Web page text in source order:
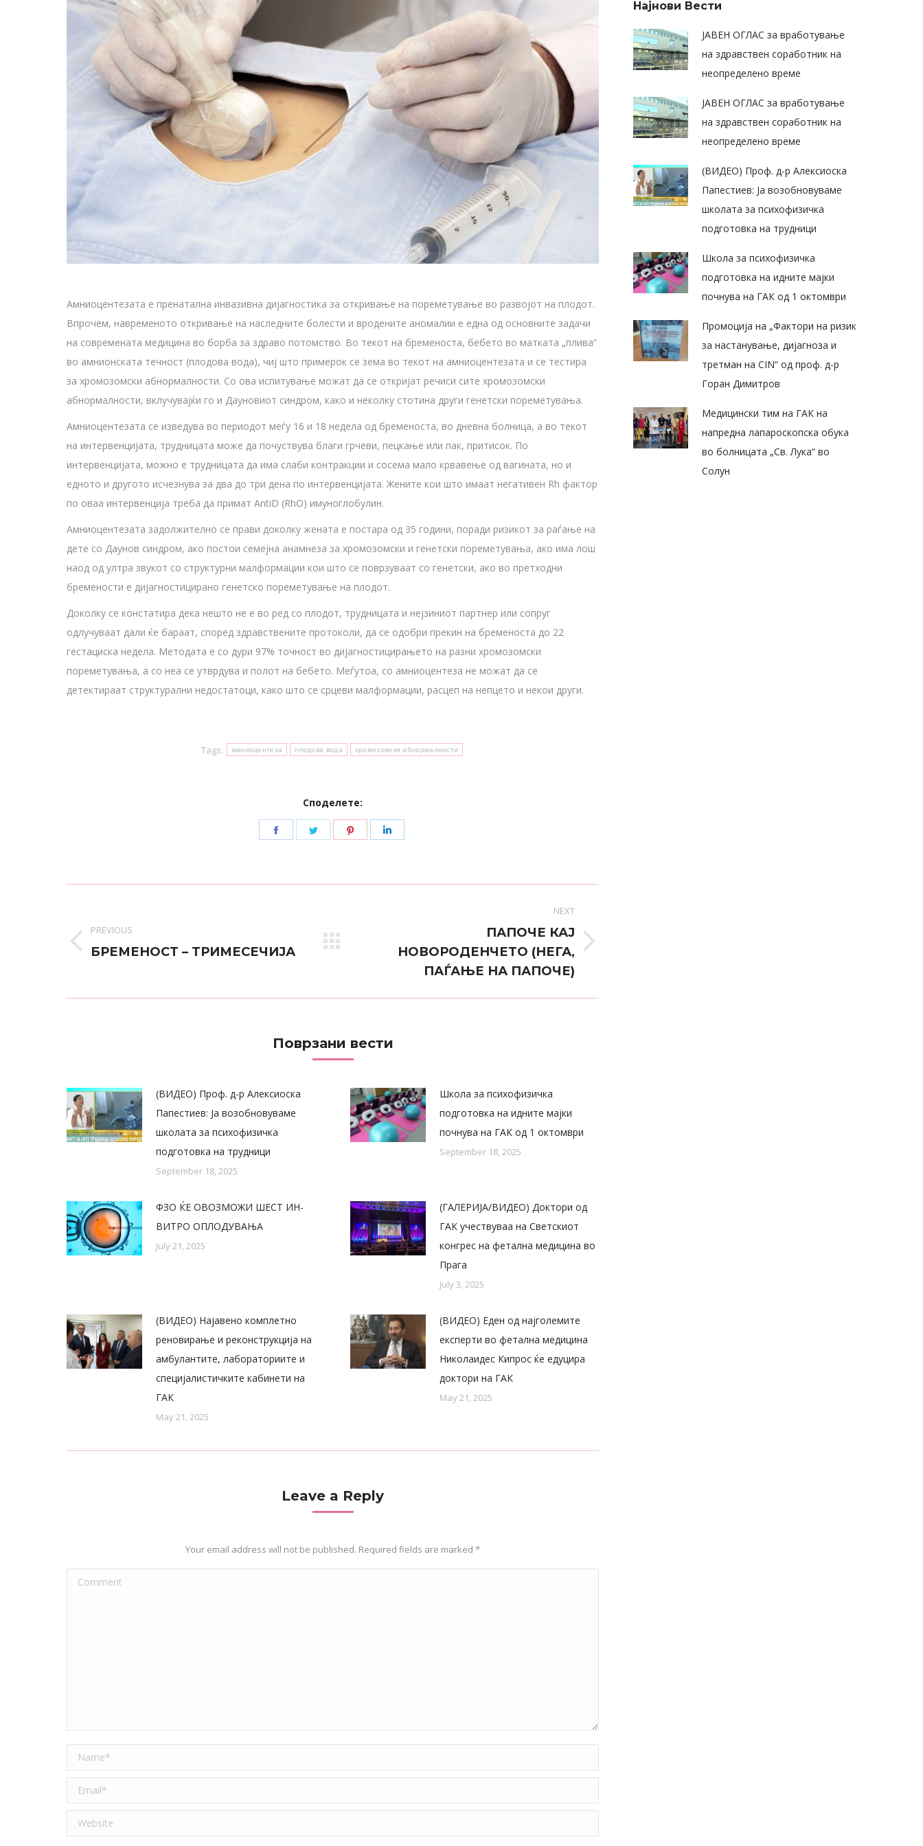
Амниоцентезата е пренатална инвазивна дијагностика за откривање на пореметување во развојот на плодот.
Впрочем, навременото откривање на наследните болести и вродените аномалии е една од основните задачи
на современата медицина во борба за здраво потомство. Во текот на бременоста, бебето во матката „плива“
во амнионската течност (плодова вода), чиј што примерок се зема во текот на амниоцентезата и се тестира
за хромозомски абнормалности. Со ова испитување можат да се откријат речиси сите хромозомски
абнормалности, вклучувајќи го и Дауновиот синдром, како и неколку стотина други генетски пореметувања.
Амниоцентезата се изведува во периодот меѓу 16 и 18 недела од бременоста, во дневна болница, а во текот
на интервенцијата, трудницата може да почуствува благи грчеви, пецкање или пак, притисок. По
интервенцијата, можно е трудницата да има слаби контракции и сосема мало крвавење од вагината, но и
едното и другото исчезнува за два до три дена по интервенцијата. Жените кои што имаат негативен Rh фактор
по оваа интервенција треба да примат AntiD (RhO) имуноглобулин.
Амниоцентезата задолжително се прави доколку жената е постара од 35 години, поради ризикот за раѓање на
дете со Даунов синдром, ако постои семејна анамнеза за хромозомски и генетски пореметувања, ако има лош
наод од ултра звукот со структурни малформации кои што се поврзуваат со генетски, ако во претходни
бремености е дијагностицирано генетско пореметување на плодот.
Доколку се констатира дека нешто не е во ред со плодот, трудницата и нејзиниот партнер или сопруг
одлучуваат дали ќе бараат, според здравствените протоколи, да се одобри прекин на бременоста до 22
гестациска недела. Методата е со дури 97% точност во дијагностицирањето на разни хромозомски
пореметувања, а со неа се утврдува и полот на бебето. Меѓутоа, со амниоцентеза не можат да се
детектираат структурални недостатоци, како што се срцеви малформации, расцеп на непцето и некои други.
Tags: амниоцентеза плодова вода хромозомски абнормалности
Споделете:
Share Share
Share
PREVIOUS
Previous
БРЕМЕНОСТ – ТРИМЕСЕЧИЈА
NEXT
ПАПОЧЕ КАЈ
НОВОРОДЕНЧЕТО (НЕГА,
ПАЃАЊЕ НА ПАПОЧЕ)
Поврзани вести
(ВИДЕО) Проф. д-р Алексиоска
Папестиев: Ја возобновуваме
школата за психофизичка
подготовка на трудници
September 18, 2025
Школа за психофизичка
подготовка на идните мајки
почнува на ГАК од 1 октомври
September 18, 2025
ФЗО ЌЕ ОВОЗМОЖИ ШЕСТ ИН-
ВИТРО ОПЛОДУВАЊА
July 21, 2025
(ГАЛЕРИЈА/ВИДЕО) Доктори од
ГАК учествуваа на Светскиот
конгрес на фетална медицина во
Прага
July 3, 2025
(ВИДЕО) Најавено комплетно
реновирање и реконструкција на
амбулантите, лабораториите и
специјалистичките кабинети на
ГАК
May 21, 2025
(ВИДЕО) Еден од најголемите
експерти во фетална медицина
Николаидес Кипрос ќе едуцира
доктори на ГАК
May 21, 2025
Leave a Reply
Your email address will not be published. Required fields are marked *
Comment
Name *
Email *
Website
Најнови Вести
ЈАВЕН ОГЛАС за вработување
на здравствен соработник на
неопределено време
ЈАВЕН ОГЛАС за вработување
на здравствен соработник на
неопределено време
(ВИДЕО) Проф. д-р Алексиоска
Папестиев: Ја возобновуваме
школата за психофизичка
подготовка на трудници
Школа за психофизичка
подготовка на идните мајки
почнува на ГАК од 1 октомври
Промоција на „Фактори на ризик
за настанување, дијагноза и
третман на CIN“ од проф. д-р
Горан Димитров
Медицински тим на ГАК на
напредна лапароскопска обука
во болницата „Св. Лука“ во
Солун